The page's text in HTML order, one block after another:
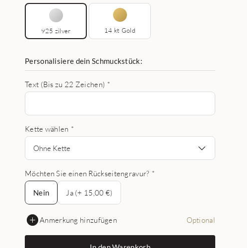
925 zilver 14 kt Gold
Personalisiere dein Schmuckstück:
Text (Bis zu 22 Zeichen) *
Kette wählen *
Ohne Kette
Möchten Sie einen Rückseitengravur? *
Nein
Nein
Ja (+ 15,00 €)
Anmerkung hinzufügen Optional